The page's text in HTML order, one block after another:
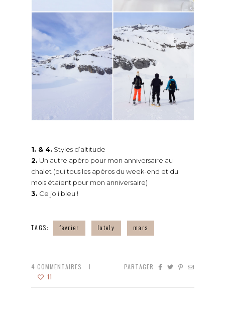
1. & 4. Styles d’altitude
2. Un autre apéro pour mon anniversaire au
chalet (oui tous les apéros du week-end et du
mois étaient pour mon anniversaire)
3. Ce joli bleu !
TAGS: fevrier lately mars
4 COMMENTAIRES
11
PARTAGER